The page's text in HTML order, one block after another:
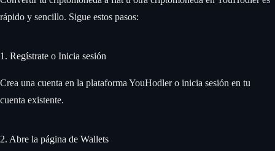
rápido y sencillo. Sigue estos pasos:
1. Regístrate o Inicia sesión
Crea una cuenta en la plataforma YouHodler o inicia sesión en tu
cuenta existente.
2. Abre la página de Wallets